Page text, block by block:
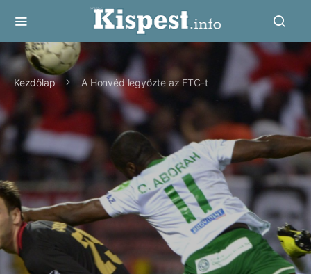
Kezdőlap A Honvéd legyőzte az FTC-t